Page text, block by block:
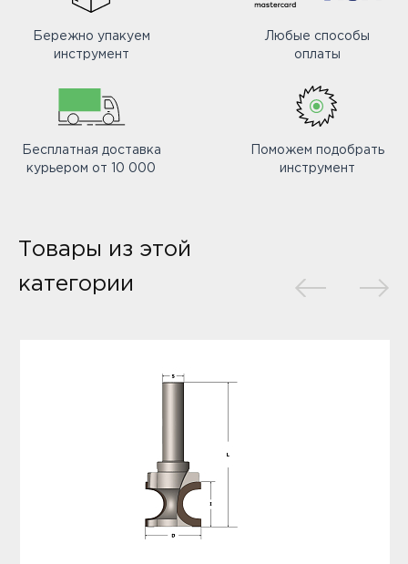
Бережно упакуем
инструмент
Любые способы
оплаты
Бесплатная доставка
курьером от 10 000
Поможем подобрать
инструмент
Товары из этой
категории